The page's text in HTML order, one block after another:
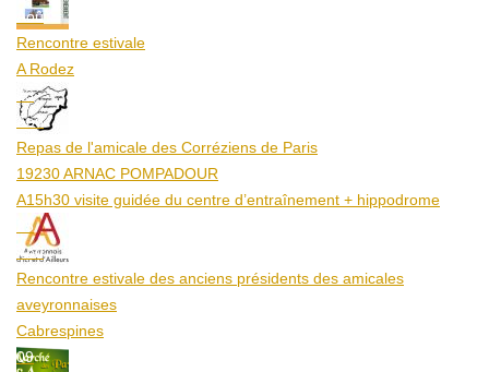
Aoû
Rencontre estivale
A Rodez
23
Aoû
Repas de l'amicale des Corréziens de Paris
19230 ARNAC POMPADOUR
A15h30 visite guidée du centre d’entraînement + hippodrome
25
Aoû
Rencontre estivale des anciens présidents des amicales
aveyronnaises
Cabrespines
09